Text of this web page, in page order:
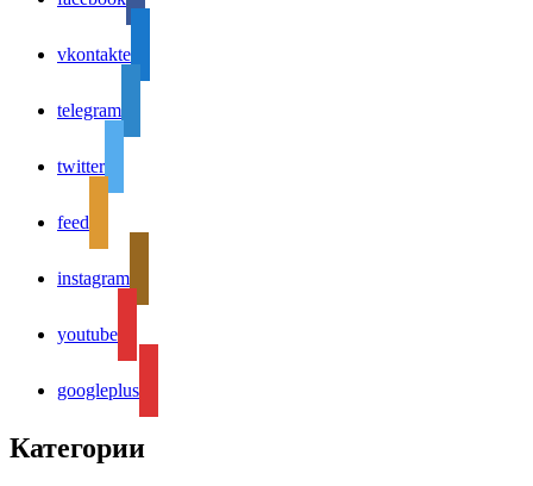
vkontakte
telegram
twitter
feed
instagram
youtube
googleplus
Категории